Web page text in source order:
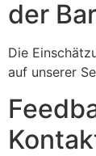
der
Die
auf unserer